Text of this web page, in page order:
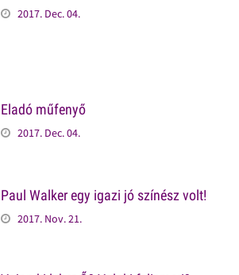
2017. Dec. 04.
Eladó műfenyő
2017. Dec. 04.
Paul Walker egy igazi jó színész volt!
2017. Nov. 21.